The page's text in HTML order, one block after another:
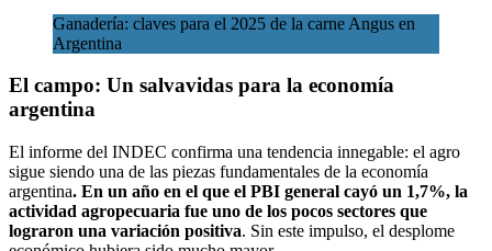
Ganadería: claves para el 2025 de la carne Angus en
Argentina
El campo: Un salvavidas para la economía
argentina
El informe del INDEC confirma una tendencia innegable: el agro
sigue siendo una de las piezas fundamentales de la economía
argentina. En un año en el que el PBI general cayó un 1,7%, la
actividad agropecuaria fue uno de los pocos sectores que
lograron una variación positiva. Sin este impulso, el desplome